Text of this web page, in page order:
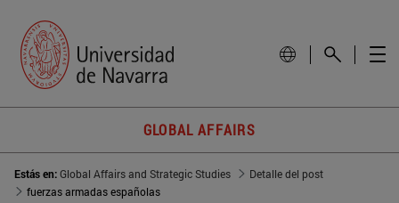
GLOBAL AFFAIRS
Estás en:Global Affairs and Strategic Studies
Detalle del post
fuerzas armadas españolas